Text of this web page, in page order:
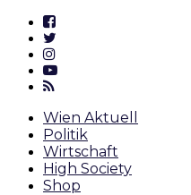
Wien Aktuell
Politik
Wirtschaft
High Society
Shop